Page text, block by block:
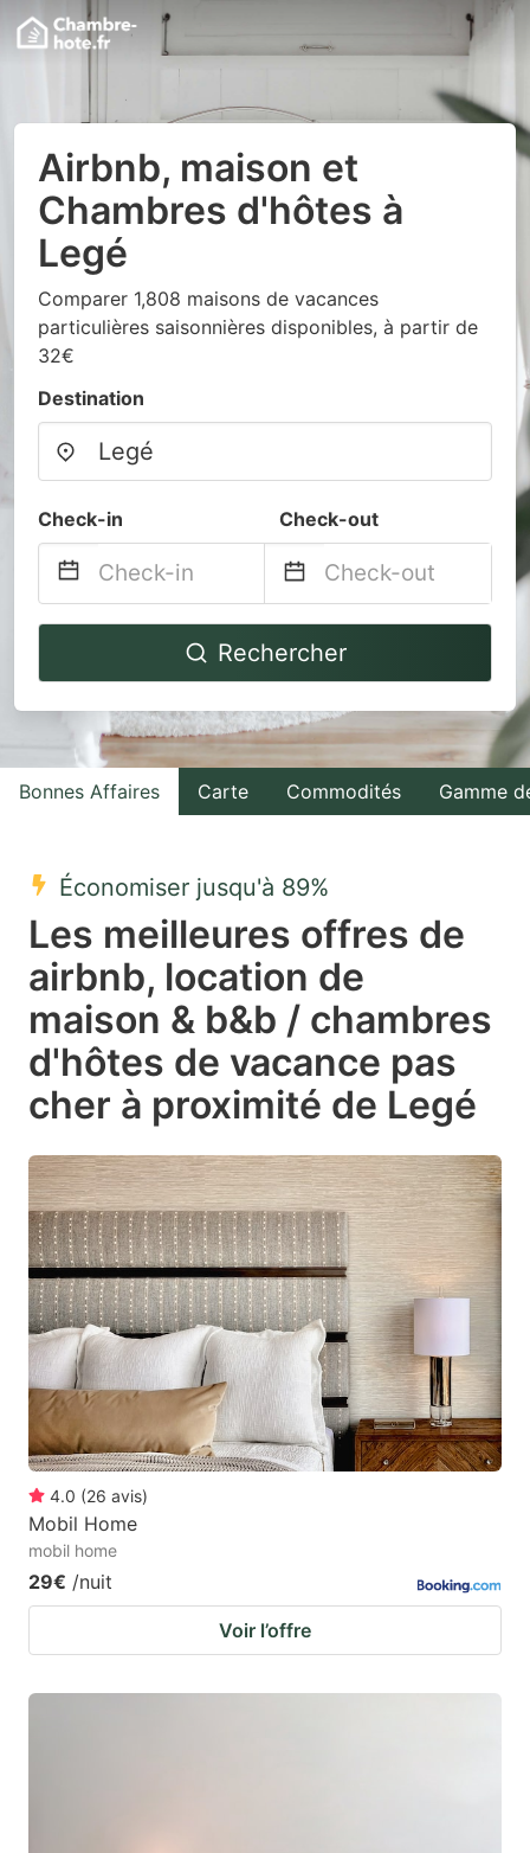
Airbnb, maison et
Chambres d'hôtes à
Legé
Comparer 1,808 maisons de vacances
particulières saisonnières disponibles, à partir de
32€
Destination
Check-in Check-out
Navigate
to
interact
with
the
select
date.
Press
the
question
mark
key
to
get
the
keyboard
shortcuts
for
changing
dates.
Navigate
backward
to
interact
with
the
select
a
date.
Press
question
mark
key
to
get
the
keyboard
shortcuts
for
changing
dates.
Rechercher
Bonnes Affaires Carte Commodités Gamme
Économiser jusqu'à 89%
Les meilleures offres de
airbnb, location de
maison & b&b / chambres
d'hôtes de vacance pas
cher à proximité de Legé
4.0 (26 avis)
Mobil Home
mobil home
29€ /nuit
Voir l’offre